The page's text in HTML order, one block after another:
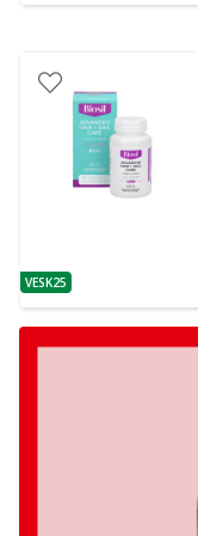
patarimas
VESK25